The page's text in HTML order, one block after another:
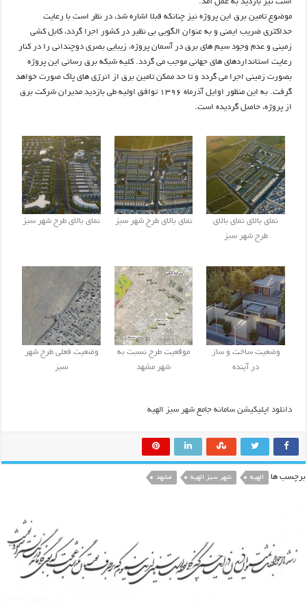
موضوع تامین برق این پروژه نیز چنانکه قبلا اشاره شد، در نظر است با رعایت
حداکثری ضریب ایمنی و به عنوان الگویی بی نظیر در کشور اجرا گردد، کابل کشی
زمینی و عدم وجود سیم های برق در آسمان پروژه، زیبایی بصری دوچندانی را در کنار
رعایت استانداردهای های جهانی موجب می گردد. کلیه شبکه برق رسانی این پروژه
بصورت زمینی اجرا می گردد و تا حد ممکن تامین برق از انرژی های پاک صورت خواهد
گرفت. به این منظور اوایل آذرماه ۱۳۹۶ توافق اولیه طی بازدید مدیران شرکت برق
از پروژه، حاصل گردیده است.
نمای بالای نمای بالای
طرح شهر سبز
نمای بالای طرح شهر سبز نمای بالای طرح شهر سبز
وضعیت ساخت و ساز
در آینده
موقعیت طرح نسبت به
شهر مشهد
وضعیت فعلی طرح شهر
سبز
دانلود اپلیکیشن سامانه جامع شهر سبز الهیه
برچسب ها الهیه شهر سبز الهیه مشهد